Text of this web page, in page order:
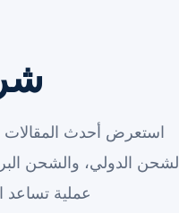
استعرض أحدث المقالات
الشحن الدولي، والشحن
عملية تساعد